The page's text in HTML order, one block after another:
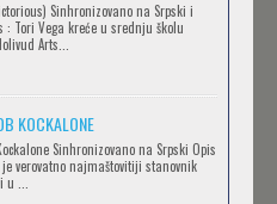
SCHOOL BOYS VOLLEYBALL
Sinhronizovano na Srpski i
: Tori Vega kreće u srednju školu
Arts...
KOCKALONE
Sinhronizovano na Srpski Opis
je verovatno najmaštovitiji stanovnik
...